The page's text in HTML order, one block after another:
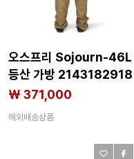
오스프리 Sojourn-46L
등산 가방 2143182918
₩ 371,000
해외배송상품